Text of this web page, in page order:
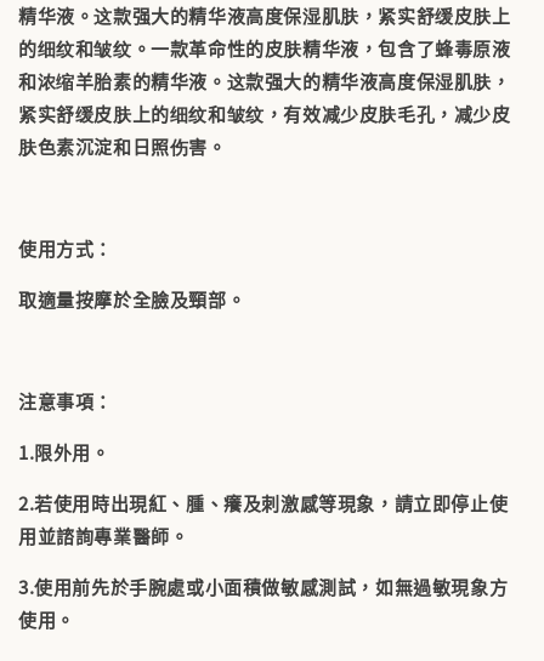
精华液。这款强大的精华液高度保湿肌肤，紧实舒缓皮肤上
的细纹和皱纹。一款革命性的皮肤精华液，包含了蜂毒原液
和浓缩羊胎素的精华液。这款强大的精华液高度保湿肌肤，
紧实舒缓皮肤上的细纹和皱纹，有效减少皮肤毛孔，减少皮
肤色素沉淀和日照伤害。
使用方式：
取適量按摩於全臉及頸部。
注意事項：
1.限外用。
2.若使用時出現紅、腫、癢及刺激感等現象，請立即停止使
用並諮詢專業醫師。
3.使用前先於手腕處或小面積做敏感測試，如無過敏現象方
使用。